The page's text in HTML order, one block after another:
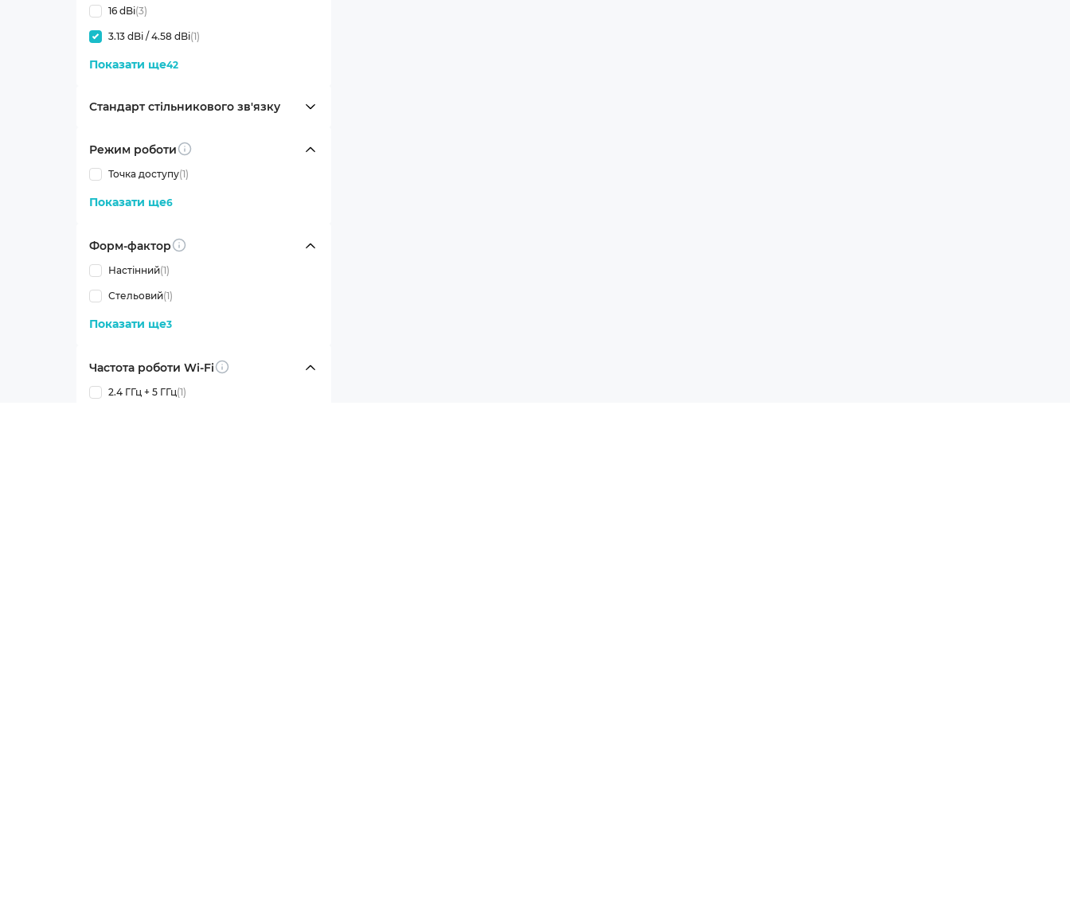
16 dBi(3)
3.13 dBi / 4.58 dBi(1)
Показати ще42
Стандарт стільникового зв'язку
Режим роботи
Info
Точка доступу(1)
Показати ще6
Форм-фактор
Info
Настінний(1)
Стельовий(1)
Показати ще3
Частота роботи Wi-Fi
Info
2.4 ГГц + 5 ГГц(1)